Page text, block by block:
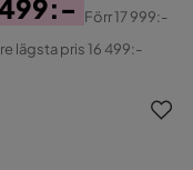
499:-
Förr17 999:-
lägsta pris 16 499:-